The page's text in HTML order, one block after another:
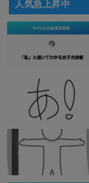
人気急上昇中